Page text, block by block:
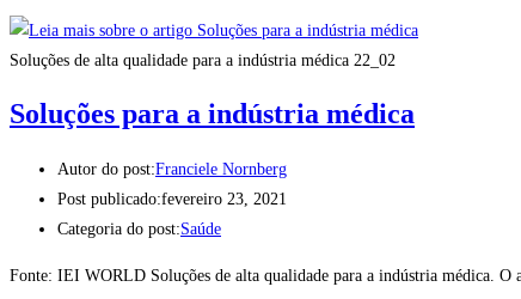
Soluções de alta qualidade para a indústria médica 22_02
Soluções para a indústria médica
Autor do post:Franciele Nornberg
Post publicado:fevereiro 23, 2021
Categoria do post:Saúde
Fonte: IEI WORLD Soluções de alta qualidade para a indústria médica.